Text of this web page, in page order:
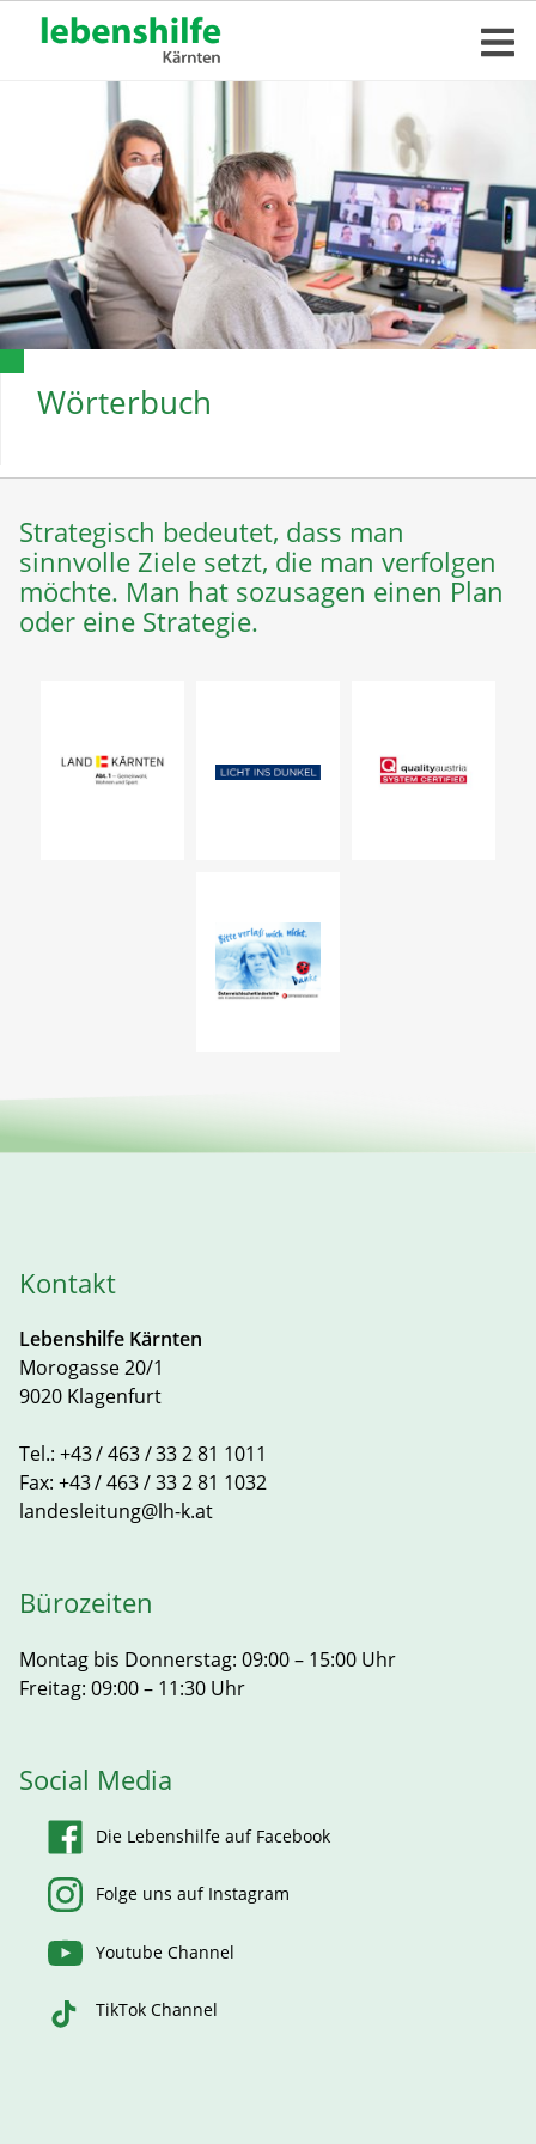
Wörterbuch
Strategisch bedeutet, dass man
sinnvolle Ziele setzt, die man verfolgen
möchte. Man hat sozusagen einen Plan
oder eine Strategie.
Kontakt
Lebenshilfe Kärnten
Morogasse 20/1
9020 Klagenfurt
Tel.: +43 / 463 / 33 2 81 1011
Fax: +43 / 463 / 33 2 81 1032
landesleitung@lh-k.at
Bürozeiten
Montag bis Donnerstag: 09:00 – 15:00 Uhr
Freitag: 09:00 – 11:30 Uhr
Social Media
Die Lebenshilfe auf Facebook
Folge uns auf Instagram
Youtube Channel
TikTok Channel